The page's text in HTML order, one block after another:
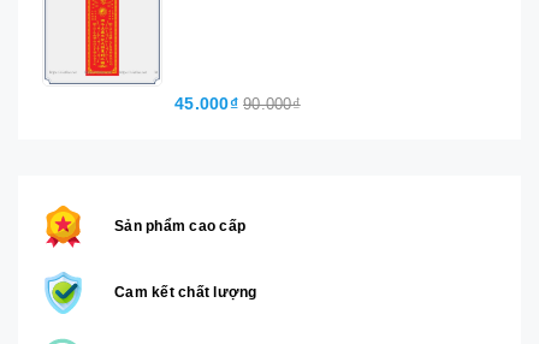
45.000₫ 90.000₫
Sản phẩm cao cấp
Cam kết chất lượng